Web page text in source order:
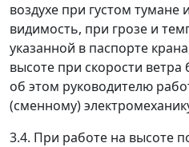
воздухе при густом
видимость, при грозе и
указанной в паспорте
высоте при скорости
об этом руководителю
(сменному)
3.4. При работе на высоте